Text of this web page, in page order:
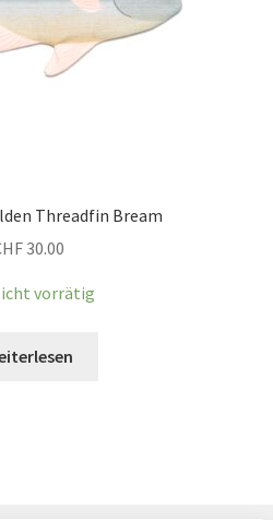
Threadfin Bream
30.00
vorrätig